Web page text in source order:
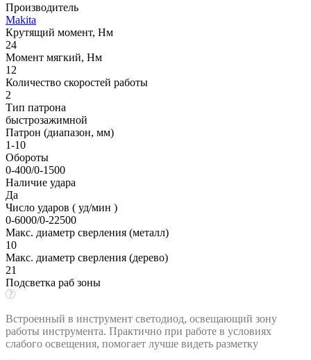
Производитель
Makita
Крутящий момент, Нм
24
Момент мягкий, Нм
12
Количество скоростей работы
2
Тип патрона
быстрозажимной
Патрон (диапазон, мм)
1-10
Обороты
0-400/0-1500
Наличие удара
Да
Число ударов ( уд/мин )
0-6000/0-22500
Макс. диаметр сверления (металл)
10
Макс. диаметр сверления (дерево)
21
Подсветка раб зоны
Встроенный в инструмент светодиод, освещающий зону
работы инструмента. Практично при работе в условиях
слабого освещения, помогает лучше видеть разметку